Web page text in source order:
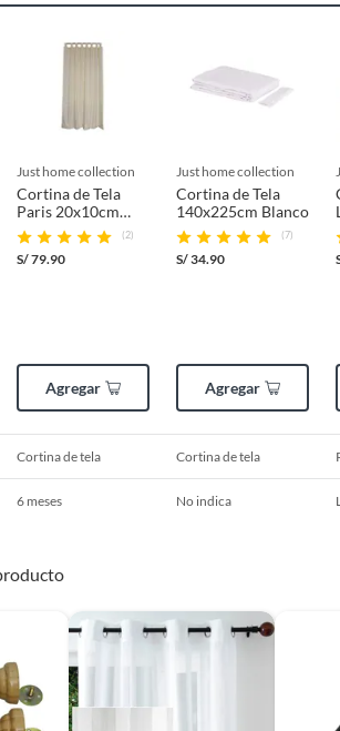
just home collection
Cortina de Tela
Paris 20x10cm
Crema
(2)
S/79.90
Agregar
just home collection
Cortina de Tela
140x225cm Blanco
(7)
S/34.90
Agregar
Cortina de tela Cortina de tela
6 meses No indica